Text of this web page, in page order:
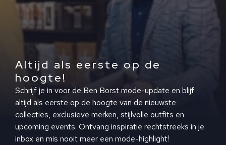
Altijd als eerste op de
hoogte!
Schrijf je in voor de Ben Borst mode-update en blijf
altijd als eerste op de hoogte van de nieuwste
collecties, exclusieve merken, stijlvolle outfits en
upcoming events. Ontvang inspiratie rechtstreeks in je
inbox en mis nooit meer een mode-highlight!